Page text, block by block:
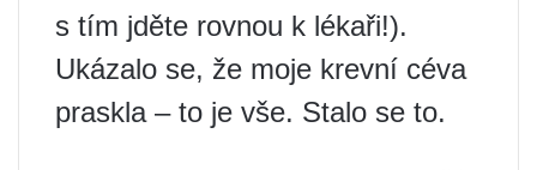
s tím jděte rovnou k lékaři!).
Ukázalo se, že moje krevní céva
praskla – to je vše. Stalo se to.